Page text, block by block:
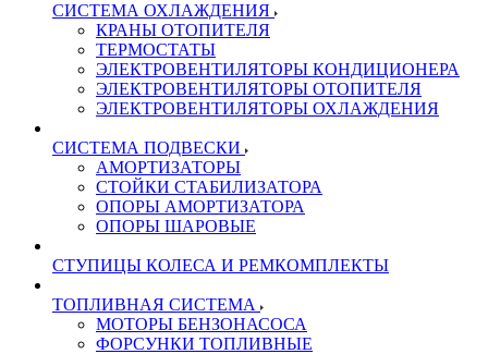
СИСТЕМА ОХЛАЖДЕНИЯ
КРАНЫ ОТОПИТЕЛЯ
ТЕРМОСТАТЫ
ЭЛЕКТРОВЕНТИЛЯТОРЫ КОНДИЦИОНЕРА
ЭЛЕКТРОВЕНТИЛЯТОРЫ ОТОПИТЕЛЯ
ЭЛЕКТРОВЕНТИЛЯТОРЫ ОХЛАЖДЕНИЯ
СИСТЕМА ПОДВЕСКИ
АМОРТИЗАТОРЫ
СТОЙКИ СТАБИЛИЗАТОРА
ОПОРЫ АМОРТИЗАТОРА
ОПОРЫ ШАРОВЫЕ
СТУПИЦЫ КОЛЕСА И РЕМКОМПЛЕКТЫ
ТОПЛИВНАЯ СИСТЕМА
МОТОРЫ БЕНЗОНАСОСА
ФОРСУНКИ ТОПЛИВНЫЕ